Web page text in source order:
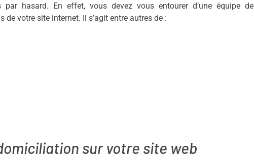
hasard. En effet, vous devez vous entourer d’une équipe de
votre site internet. Il s’agit entre autres de :
sur votre site web